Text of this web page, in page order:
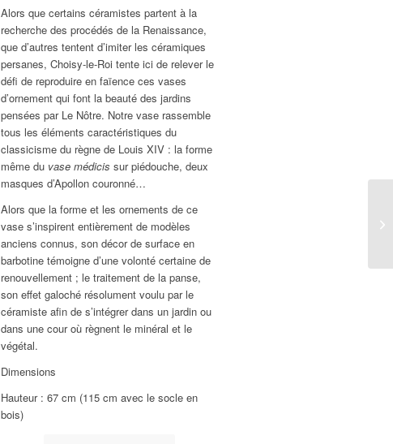
Alors que certains céramistes partent à la
recherche des procédés de la Renaissance,
que d’autres tentent d’imiter les céramiques
persanes, Choisy-le-Roi tente ici de relever le
défi de reproduire en faïence ces vases
d’ornement qui font la beauté des jardins
pensées par Le Nôtre. Notre vase rassemble
tous les éléments caractéristiques du
classicisme du règne de Louis XIV : la forme
même du vase médicis sur piédouche, deux
masques d’Apollon couronné…
Alors que la forme et les ornements de ce
vase s’inspirent entièrement de modèles
anciens connus, son décor de surface en
barbotine témoigne d’une volonté certaine de
renouvellement ; le traitement de la panse,
son effet galoché résolument voulu par le
céramiste afin de s’intégrer dans un jardin ou
dans une cour où règnent le minéral et le
végétal.
Dimensions
Hauteur : 67 cm (115 cm avec le socle en
bois)